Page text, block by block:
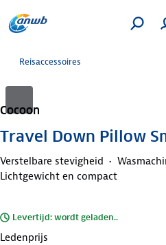
Reisaccessoires
Cocoon
Travel Down Pillow
Verstelbare stevigheid
Lichtgewicht en compact
Levertijd: wordt geladen..
Ledenprijs